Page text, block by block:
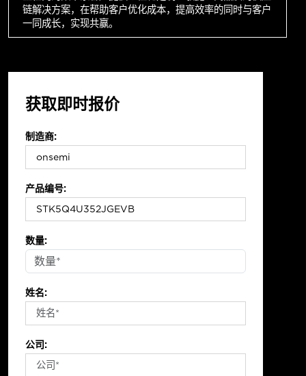
链解决方案，在帮助客户优化成本，提高效率的同时与客户
一同成长，实现共赢。
获取即时报价
制造商:
产品编号:
数量:
姓名:
公司: